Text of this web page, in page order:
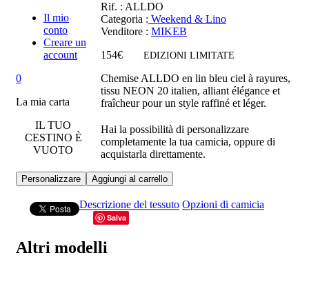
Il mio
conto
Creare un
account
0
La mia carta
IL TUO
CESTINO È
VUOTO
Rif. : ALLDO
Categoria : Weekend & Lino
Venditore : MIKEB
154€
EDIZIONI LIMITATE
Chemise ALLDO en lin bleu ciel à rayures,
tissu NEON 20 italien, alliant élégance et
fraîcheur pour un style raffiné et léger.
Hai la possibilità di personalizzare
completamente la tua camicia, oppure di
acquistarla direttamente.
Personalizzare Aggiungi al carrello
Descrizione del tessuto Opzioni di camicia
Salva
Altri modelli